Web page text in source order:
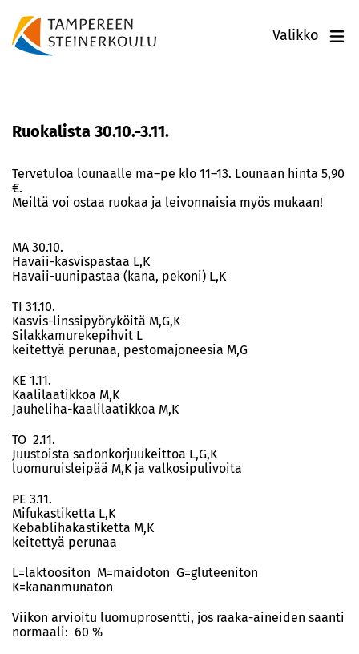
Valikko
Ruokalista 30.10.-3.11.
Tervetuloa lounaalle ma–pe klo 11–13. Lounaan hinta 5,90
€.
Meiltä voi ostaa ruokaa ja leivonnaisia myös mukaan!
MA 30.10.
Havaii-kasvispastaa L,K
Havaii-uunipastaa (kana, pekoni) L,K
TI 31.10.
Kasvis-linssipyöryköitä M,G,K
Silakkamurekepihvit L
keitettyä perunaa, pestomajoneesia M,G
KE 1.11.
Kaalilaatikkoa M,K
Jauheliha-kaalilaatikkoa M,K
TO 2.11.
Juustoista sadonkorjuukeittoa L,G,K
luomuruisleipää M,K ja valkosipulivoita
PE 3.11.
Mifukastiketta L,K
Kebablihakastiketta M,K
keitettyä perunaa
L=laktoositon M=maidoton G=gluteeniton
K=kananmunaton
Viikon arvioitu luomuprosentti, jos raaka-aineiden saanti
normaali: 60 %